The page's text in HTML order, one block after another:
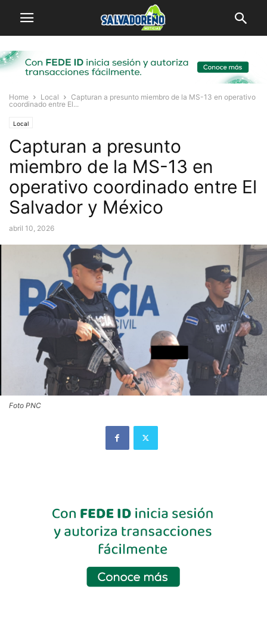
Home Local
Capturan a presunto miembro de la MS-13 en operativo
coordinado entre El...
Local
Capturan a presunto
miembro de la MS-13 en
operativo coordinado entre El
Salvador y México
abril 10, 2026
Foto PNC